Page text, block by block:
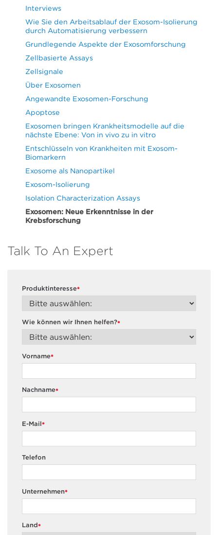
Interviews
Wie Sie den Arbeitsablauf der Exosom-Isolierung
durch Automatisierung verbessern
Grundlegende Aspekte der Exosomforschung
Zellbasierte Assays
Zellsignale
Über Exosomen
Angewandte Exosomen-Forschung
Apoptose
Exosomen bringen Krankheitsmodelle auf die
nächste Ebene: Von in vivo zu in vitro
Entschlüsseln von Krankheiten mit Exosom-
Biomarkern
Exosome als Nanopartikel
Exosom-Isolierung
Isolation Characterization Assays
Exosomen: Neue Erkenntnisse in der
Krebsforschung
Talk To An Expert
*
Produktinteresse
*
Wie können wir Ihnen helfen?
*
Vorname
*
Nachname
*
E-Mail
Telefon
*
Unternehmen
*
Land